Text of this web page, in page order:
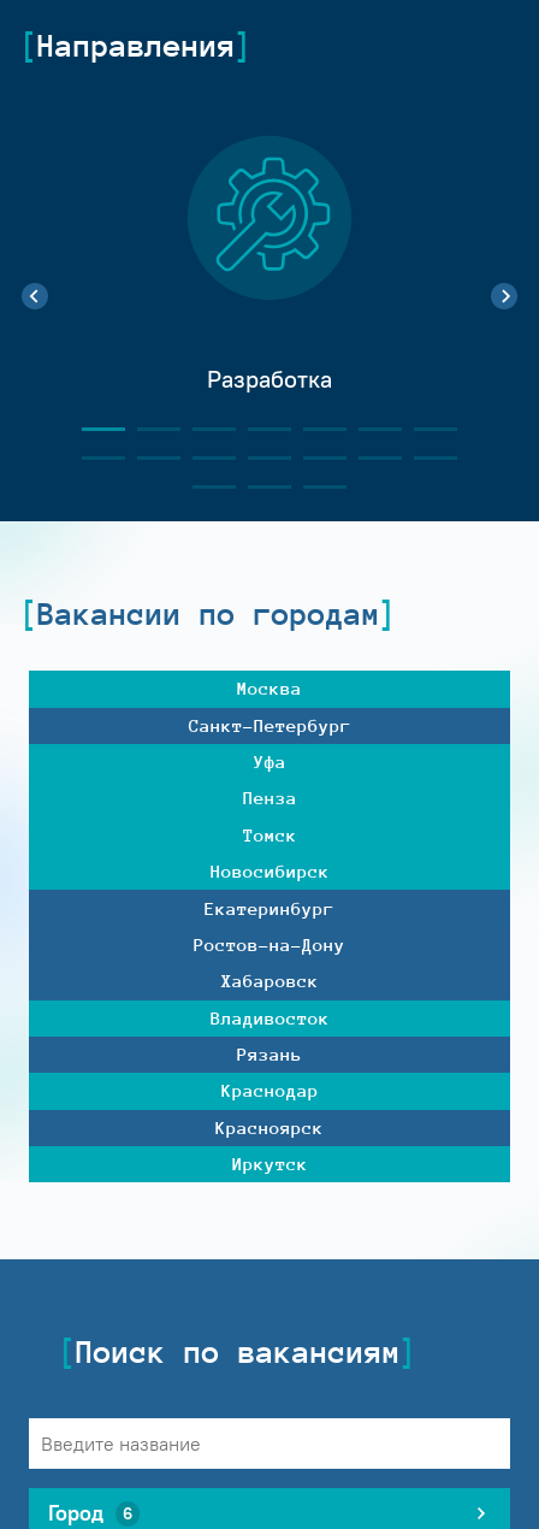
Направления
Разработка
Вакансии по городам
Москва
Санкт-Петербург
Уфа
Пенза
Томск
Новосибирск
Екатеринбург
Ростов-на-Дону
Хабаровск
Владивосток
Рязань
Краснодар
Красноярск
Иркутск
Поиск по вакансиям
Город 6